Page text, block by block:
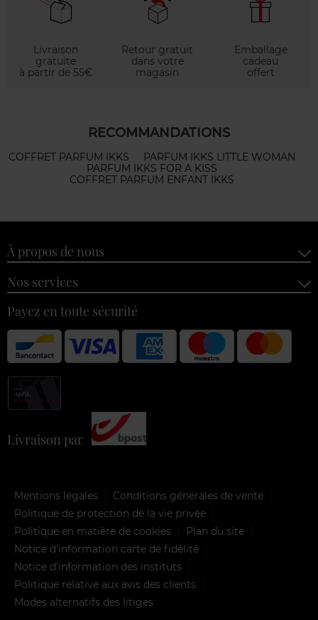
Livraison
gratuite
à partir de 55€
Retour gratuit
dans votre
magasin
Emballage
cadeau
offert
RECOMMANDATIONS
COFFRET PARFUM IKKS
PARFUM IKKS LITTLE WOMAN
PARFUM IKKS FOR A KISS
COFFRET PARFUM ENFANT IKKS
À propos de nous
Nos services
Payez en toute sécurité
Livraison par
Mentions légales
Conditions générales de vente
Politique de protection de la vie privée
Politique en matière de cookies
Plan du site
Notice d'information carte de fidélité
Notice d’information des instituts
Politique relative aux avis des clients
Modes alternatifs des litiges